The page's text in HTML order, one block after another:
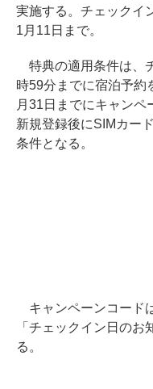
実施する。チェックイ
1月11日まで。
特典の適用条件は、
時59分までに宿泊予約
月31日までにキャンペ
新規登録後にSIMカー
条件となる。
キャンペーンコード
「チェックイン日の
る。